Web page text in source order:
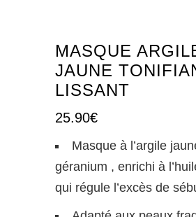
MASQUE
JAUNE
LISSANT
25.90€
Masque à l’argile
géranium , enrichi à
qui régule l’excès de